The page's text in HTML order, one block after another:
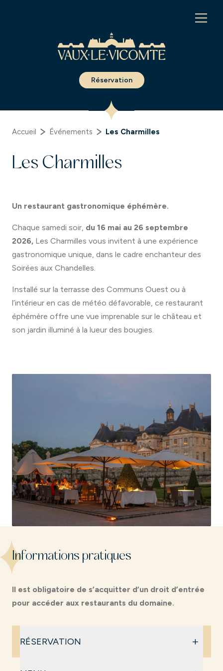
Réservation
Accueil Événements Les Charmilles
Les Charmilles
Un restaurant gastronomique éphémère.
Chaque samedi soir, du 16 mai au 26 septembre
2026, Les Charmilles vous invitent à une expérience
gastronomique unique, dans le cadre enchanteur des
Soirées aux Chandelles.
Installé sur la terrasse des Communs Ouest ou à
l’intérieur en cas de météo défavorable, ce restaurant
éphémère offre une vue imprenable sur le château et
son jardin illuminé à la lueur des bougies.
Informations pratiques
Il est obligatoire de s’acquitter d’un droit d’entrée
pour accéder aux restaurants du domaine.
RÉSERVATION +